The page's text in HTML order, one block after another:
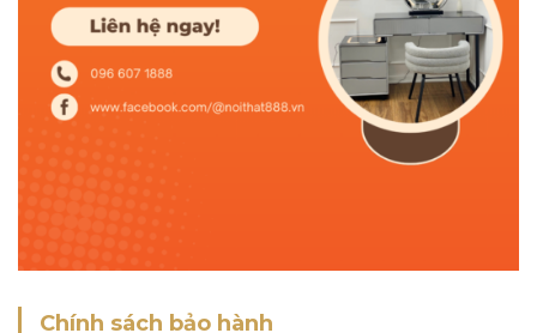
Chính sách bảo hành